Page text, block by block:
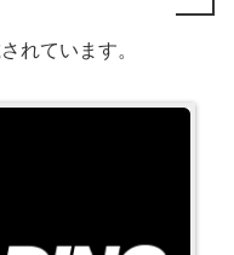
れています。